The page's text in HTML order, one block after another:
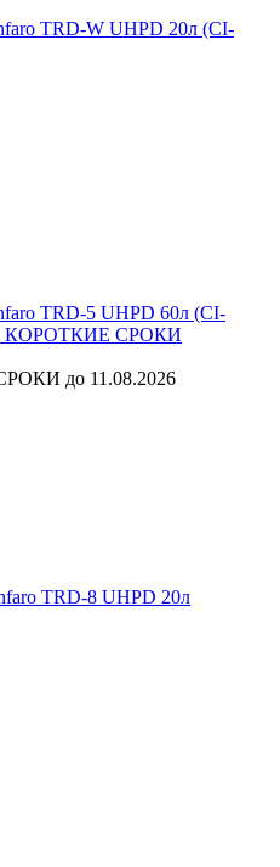
TRD-W UHPD 20л (CI-
TRD-5 UHPD 60л (CI-
КОРОТКИЕ СРОКИ
до 11.08.2026
TRD-8 UHPD 20л